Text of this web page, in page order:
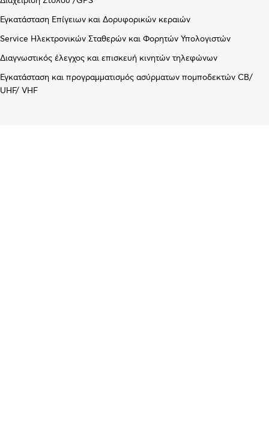
Εγκατάσταση Επίγειων και Δορυφορικών κεραιών
Service Ηλεκτρονικών Σταθερών και Φορητών Υπολογιστών
Διαγνωστικός έλεγχος και επισκευή κινητών τηλεφώνων
Εγκατάσταση και προγραμματισμός ασύρματων πομποδεκτών CB/
UHF/ VHF